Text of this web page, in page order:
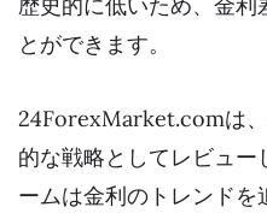
歴史的に低いため、金利
とができます。
24ForexMarket.comは
的な戦略としてレビュー
ームは金利のトレンドを